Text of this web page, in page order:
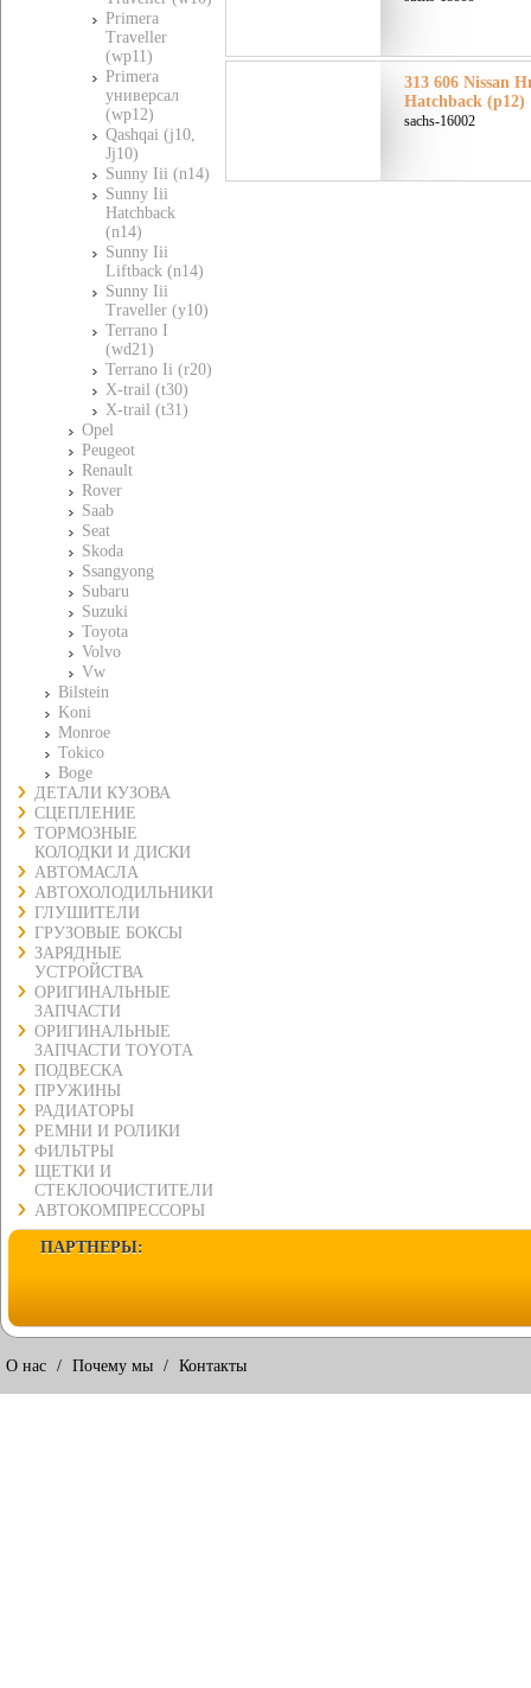
Primera
Traveller
(wp11)
Primera
универсал
(wp12)
Qashqai (j10,
Jj10)
Sunny Iii (n14)
Sunny Iii
Hatchback
(n14)
Sunny Iii
Liftback (n14)
Sunny Iii
Traveller (y10)
Terrano I
(wd21)
Terrano Ii (r20)
X-trail (t30)
X-trail (t31)
Opel
Peugeot
Renault
Rover
Saab
Seat
Skoda
Ssangyong
Subaru
Suzuki
Toyota
Volvo
Vw
Bilstein
Koni
Monroe
Tokico
Boge
ДЕТАЛИ КУЗОВА
СЦЕПЛЕНИЕ
ТОРМОЗНЫЕ
КОЛОДКИ И ДИСКИ
АВТОМАСЛА
АВТОХОЛОДИЛЬНИКИ
ГЛУШИТЕЛИ
ГРУЗОВЫЕ БОКСЫ
ЗАРЯДНЫЕ
УСТРОЙСТВА
ОРИГИНАЛЬНЫЕ
ЗАПЧАСТИ
ОРИГИНАЛЬНЫЕ
ЗАПЧАСТИ TOYOTA
ПОДВЕСКА
ПРУЖИНЫ
РАДИАТОРЫ
РЕМНИ И РОЛИКИ
ФИЛЬТРЫ
ЩЕТКИ И
СТЕКЛООЧИСТИТЕЛИ
АВТОКОМПРЕССОРЫ
313 606 Nissan
Hatchback (p12)
sachs-16002
ПАРТНЕРЫ:
О нас / Почему мы / Контакты